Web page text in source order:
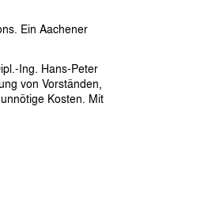
Ein Aachener
Ing. Hans-Peter
von Vorständen,
Kosten. Mit